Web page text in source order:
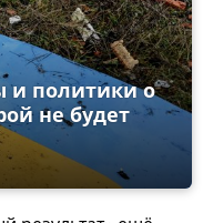
и политики о
не будет